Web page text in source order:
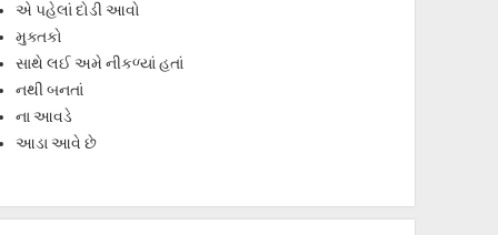
એ પહેલાં દોડી આવો
મુક્તકો
સાથે લઈ અમે નીકળ્યાં હતાં
નથી બનતાં
ના આવડે
આડા આવે છે